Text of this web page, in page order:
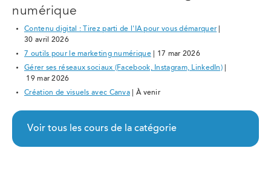
numérique
Contenu digital : Tirez parti de l'IA pour vous démarquer
30 avril 2026
7 outils pour le marketing numérique| 17 mar 2026
Gérer ses réseaux sociaux (Facebook, Instagram, LinkedIn)
19 mar 2026
Création de visuels avec Canva | À venir
Voir tous les cours de la catégorie